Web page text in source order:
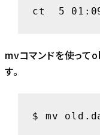
ct  5
mvコマンドを使っ
す。
$ mv